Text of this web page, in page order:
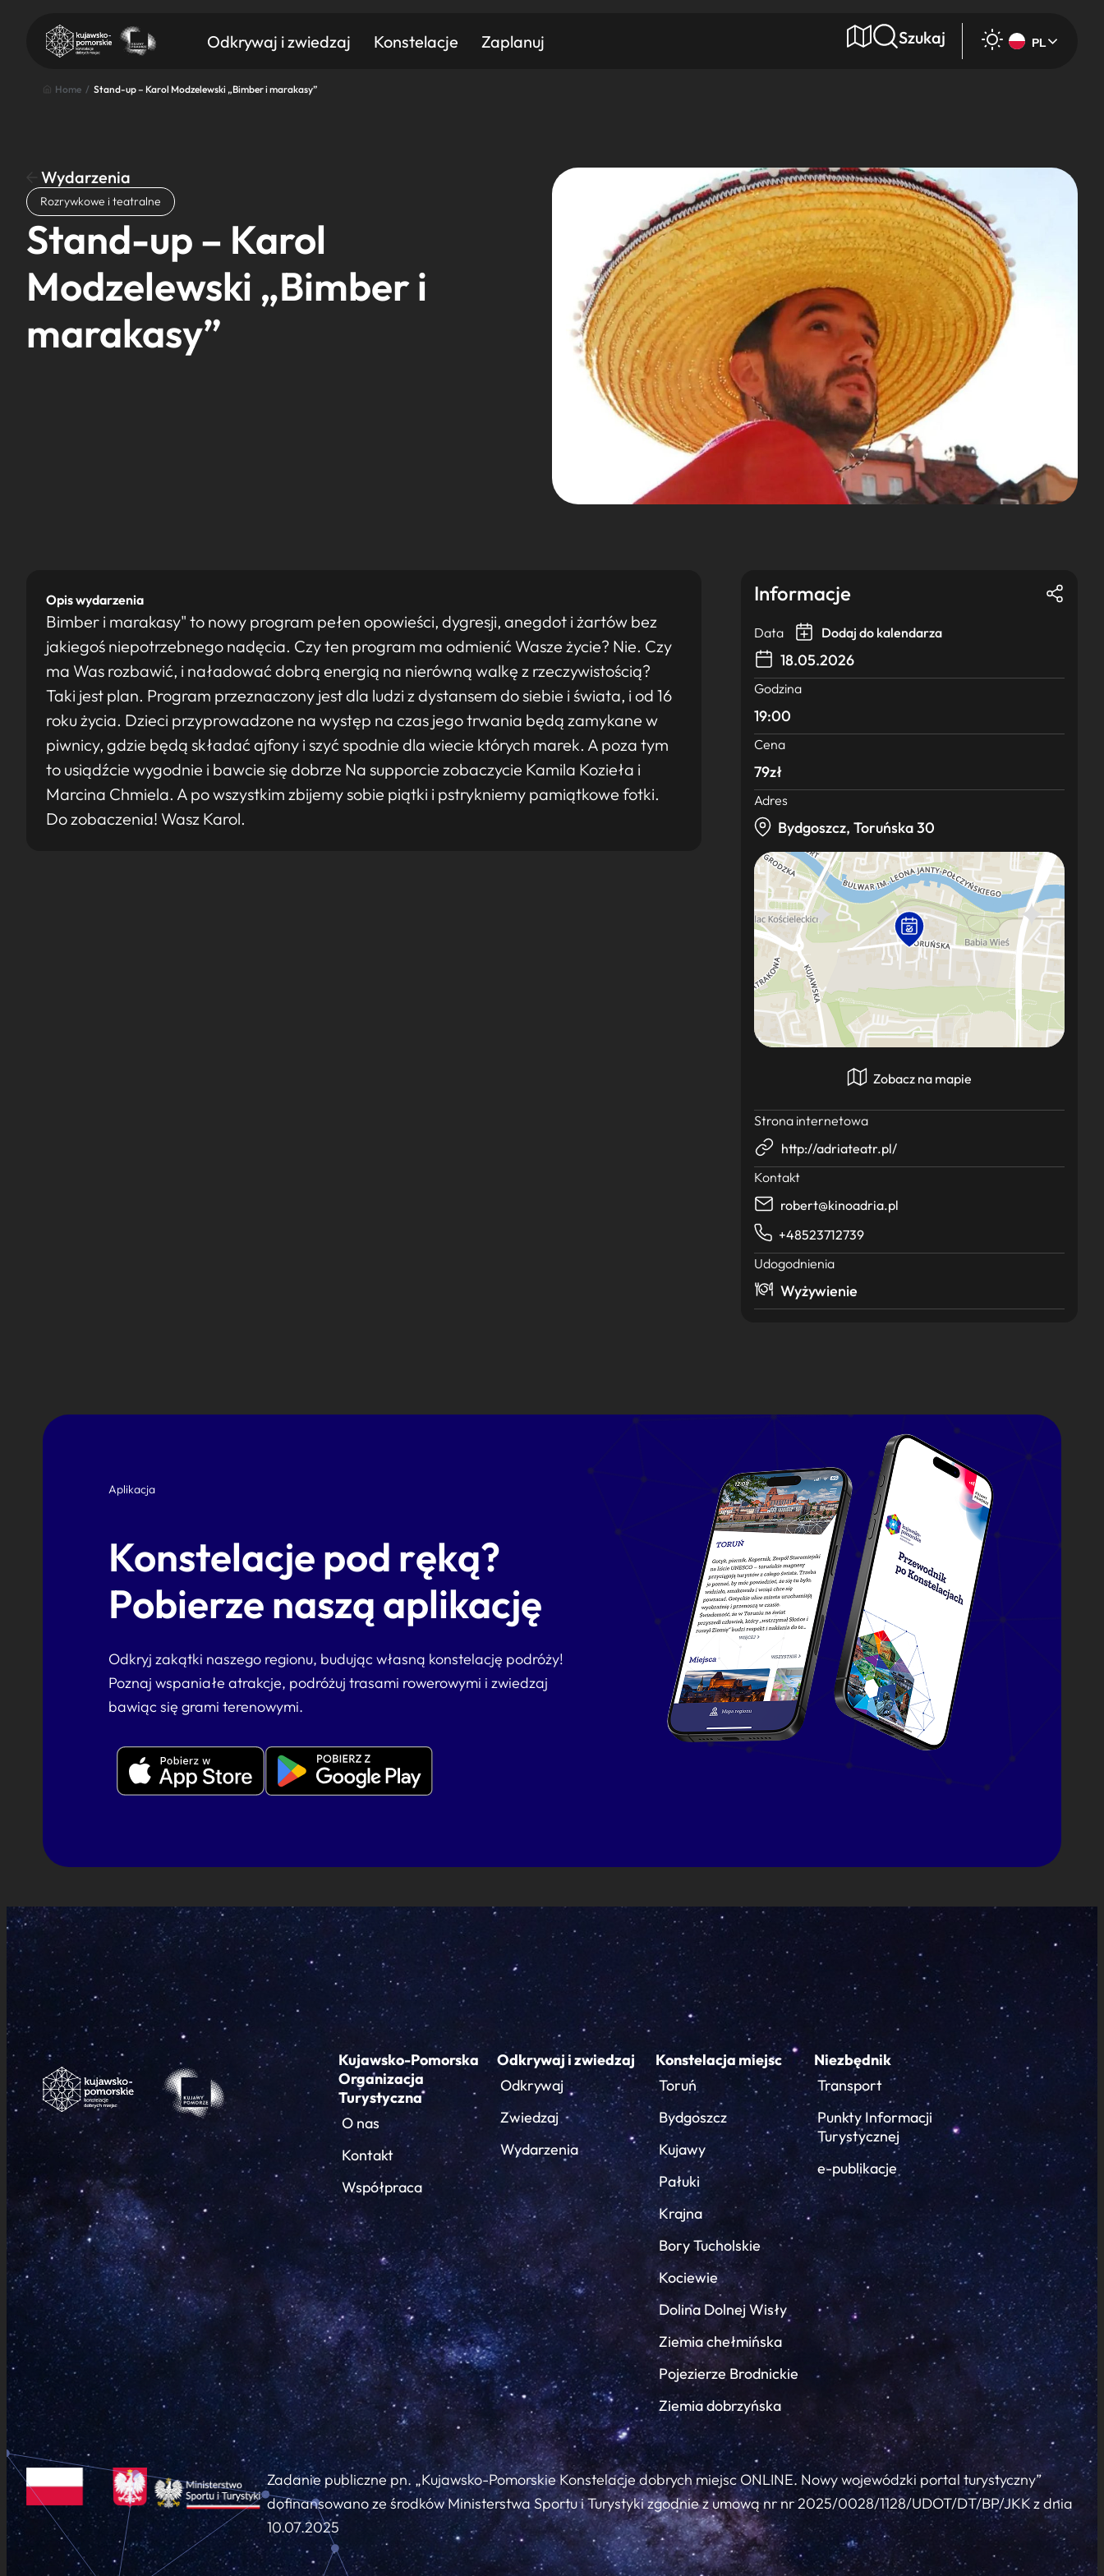
Odkrywaj i zwiedzaj Konstelacje Zaplanuj Szukaj PL
Znajdź atrakcję
Nazwa atrakcji Kategoria
Home / Stand-up – Karol Modzelewski „Bimber i marakasy”
Wydarzenia
Rozrywkowe i teatralne
Stand-up – Karol
Modzelewski „Bimber i
marakasy”
Opis wydarzenia
Bimber i marakasy" to nowy program pełen opowieści, dygresji, anegdot i żartów bez
jakiegoś niepotrzebnego nadęcia. Czy ten program ma odmienić Wasze życie? Nie. Czy
ma Was rozbawić, i naładować dobrą energią na nierówną walkę z rzeczywistością?
Taki jest plan. Program przeznaczony jest dla ludzi z dystansem do siebie i świata, i od 16
roku życia. Dzieci przyprowadzone na występ na czas jego trwania będą zamykane w
piwnicy, gdzie będą składać ajfony i szyć spodnie dla wiecie których marek. A poza tym
to usiądźcie wygodnie i bawcie się dobrze Na supporcie zobaczycie Kamila Kozieła i
Marcina Chmiela. A po wszystkim zbijemy sobie piątki i pstrykniemy pamiątkowe fotki.
Do zobaczenia! Wasz Karol.
Informacje
Data Dodaj do kalendarza
18.05.2026
Godzina
19:00
Cena
79zł
Adres
Bydgoszcz, Toruńska 30
Zobacz na mapie
Strona internetowa
http://adriateatr.pl/
Kontakt
robert@kinoadria.pl
+48523712739
Udogodnienia
Wyżywienie
Aplikacja
Konstelacje pod ręką?
Pobierze naszą aplikację
Odkryj zakątki naszego regionu, budując własną konstelację podróży!
Poznaj wspaniałe atrakcje, podróżuj trasami rowerowymi i zwiedzaj
bawiąc się grami terenowymi.
Kujawsko-Pomorska
Organizacja
Turystyczna
O nas
Kontakt
Współpraca
Odkrywaj i zwiedzaj
Odkrywaj
Zwiedzaj
Wydarzenia
Konstelacja miejsc
Toruń
Bydgoszcz
Kujawy
Pałuki
Krajna
Bory Tucholskie
Kociewie
Dolina Dolnej Wisły
Ziemia chełmińska
Pojezierze Brodnickie
Ziemia dobrzyńska
Niezbędnik
Transport
Punkty Informacji
Turystycznej
e-publikacje
Zadanie publiczne pn. „Kujawsko-Pomorskie Konstelacje dobrych miejsc ONLINE. Nowy wojewódzki portal turystyczny”
dofinansowano ze środków Ministerstwa Sportu i Turystyki zgodnie z umową nr nr 2025/0028/1128/UDOT/DT/BP/JKK z dnia
10.07.2025